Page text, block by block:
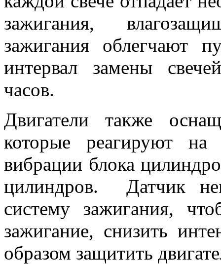
зажигания,
зажигания
интервал замены
часов.
Двигатели также
которые реагируют на
вибрации блока
цилиндров. Датчик
систему зажигания,
зажигание, снизить
образом защитить